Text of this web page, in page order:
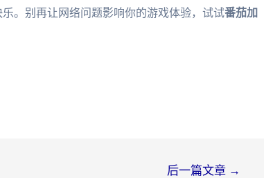
。别再让网络问题影响你的游戏体验，试试番茄加
后一篇文章 →